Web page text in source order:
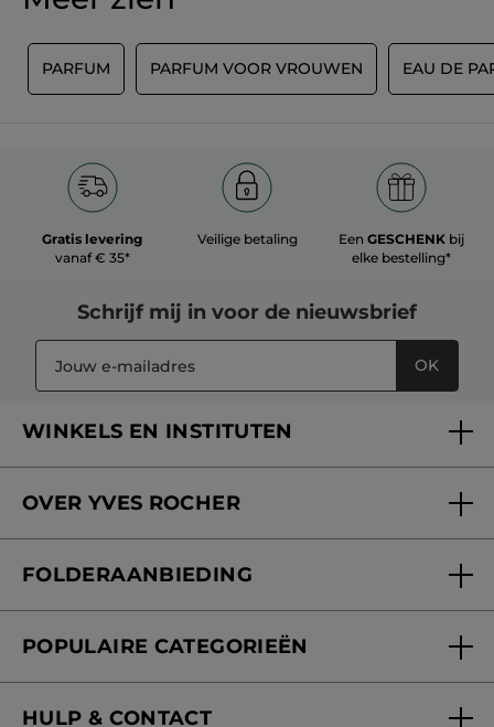
PARFUM PARFUM VOOR VROUWEN EAU DE
Gratis levering
vanaf € 35*
Veilige betaling EenGESCHENK bij
elke bestelling*
Schrijf mij in voor de nieuwsbrief
OK
WINKELS EN INSTITUTEN
Verzorging in onze Schoonheidsinstituten
OVER YVES ROCHER
Onze beloften
Blog Act Beautiful
FOLDERAANBIEDING
POPULAIRE CATEGORIEËN
HULP & CONTACT